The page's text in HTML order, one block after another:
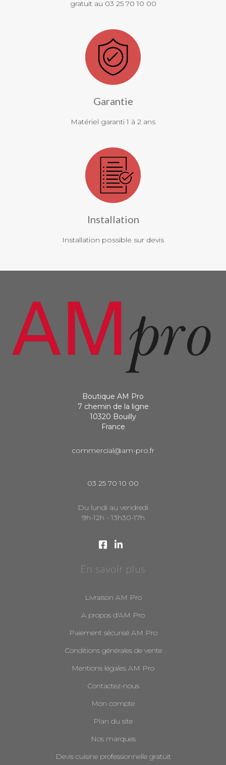
gratuit au 03 25 70 10 00
Garantie
Matériel garanti 1 à 2 ans
Installation
Installation possible sur devis
Boutique AM Pro
7 chemin de la ligne
10320 Bouilly
France
commercial@am-pro.fr
03 25 70 10 00
Du lundi au vendredi
9h-12h - 13h30-17h
En savoir plus
Livraison AM Pro
A propos d'AM Pro
Paiement sécurisé AM Pro
Conditions générales de vente
Mentions légales AM Pro
Contactez-nous
Mon compte
Plan du site
Nos marques
Devis cuisine professionnelle gratuit